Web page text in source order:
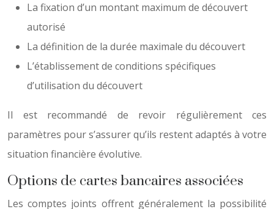
La fixation d’un montant maximum de découvert
autorisé
La définition de la durée maximale du découvert
L’établissement de conditions spécifiques
d’utilisation du découvert
Il est recommandé de revoir régulièrement ces
paramètres pour s’assurer qu’ils restent adaptés à votre
situation financière évolutive.
Options de cartes bancaires associées
Les comptes joints offrent généralement la possibilité